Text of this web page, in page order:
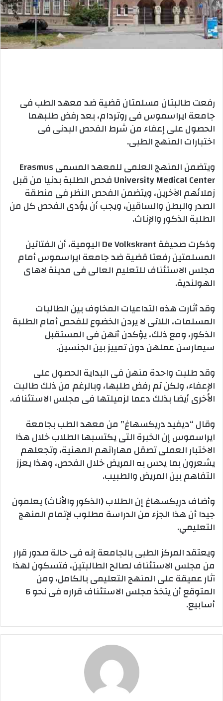
رفعت طالبتان مسلمتان قضية ضد معهد الطب فى
جامعة ايراسموس فى روتردام، بعد رفض طلبهما
الحصول على إعفاء من شرط الفحص البدنى فى
اختبارات المنهج الطبى.
ويتضمن المنهج العلمى للمعهد المسمى Erasmus
University Medical Center فحص الطلبة بدنيا من قبل
زملائهم الآخرين، ويتضمن الفحص النظر فى منطقة
الصدر والبطن والساقين، ويجب أن يؤدى الفحص كل من
الطلبة الذكور والإناث.
وذكرت صحيفة De Volkskrant اليومية، أن الفتاتين
المسلمتين رفعتا قضية ضد جامعة ايراسموس أمام
مجلس الاستئناف للتعليم العالى فى مدينة لاهاى
الهولندية.
وقد أثارت هذه التداعيات المخاوف بين الطالبات
المسلمات، اللاتى لا يردن الخضوع للفحص أمام الطلبة
الذكور، ومع ذلك، يؤكدن أنهن فى المستقبل
سيمارسن عملهن دون تمييز بين الجنسين.
وقد طلبت واحدة منهن فى البداية الحصول على
الإعفاء، ولكن تم رفض طلبها، وبالرغم من ذلك طالبت
الأخرى أيضا بذلك دعما لزميلتها فى مجلس الاستئناف.
وقال “ديفيد دريكسهاغ” من معهد الطب بجامعة
ايراسموس إن الخبرة التى يكتسبها الطلاب خلال هذا
الاختبار العملى تصقل مهاراتهم المهنية، وتجعلهم
يشعرون بما يحس به المريض خلال الفحص، وهذا يعزز
التفاهم بين المريض والطبيب.
وأضاف دريكسهاغ إن الطلاب (الذكور والأناث) يعلمون
جيدا أن هذا الجزء من الدراسة مطلوب لإتمام المنهج
التعليمي.
ويعتقد المركز الطبى بالجامعة إنه فى حالة صدور قرار
من مجلس الاستئناف لصالح الطالبتين، فتسكون لهذا
آثار عميقة على المنهج التعليمى بالكامل، ومن
المتوقع أن يتخذ مجلس الاستئناف قراره فى نحو 6
أسابيع.